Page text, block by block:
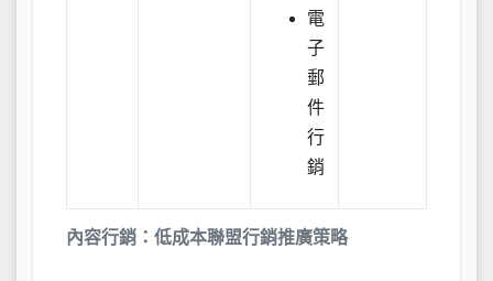
內容行銷：低成本聯盟行銷推廣策略
電
子
郵
件
行
銷